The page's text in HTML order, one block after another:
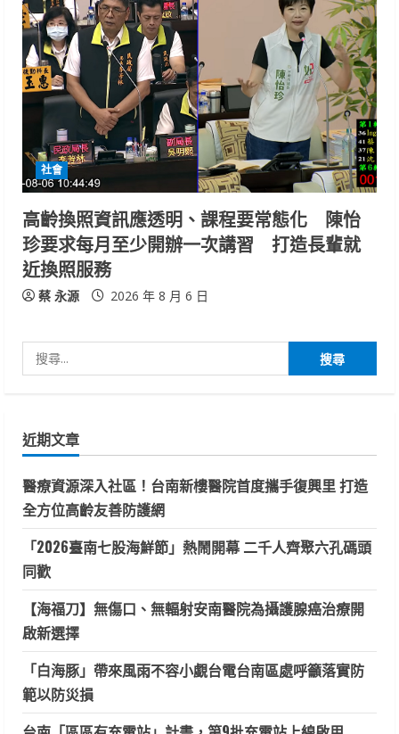
社會
高齡換照資訊應透明、課程要常態化 陳怡
珍要求每月至少開辦一次講習 打造長輩就
近換照服務
蔡 永源 2026 年 8 月 6 日
尋
字:
近期文章
醫療資源深入社區！台南新樓醫院首度攜手復興里 打造
全方位高齡友善防護網
「2026臺南七股海鮮節」熱鬧開幕 二千人齊聚六孔碼頭
同歡
【海福刀】無傷口、無輻射安南醫院為攝護腺癌治療開
啟新選擇
「白海豚」帶來風雨不容小覷台電台南區處呼籲落實防
範以防災損